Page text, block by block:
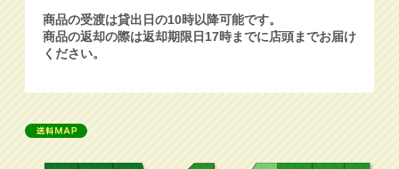
商品の受渡は貸出日の10時以降可能です。
商品の返却の際は返却期限日17時までに店頭までお届け
ください。